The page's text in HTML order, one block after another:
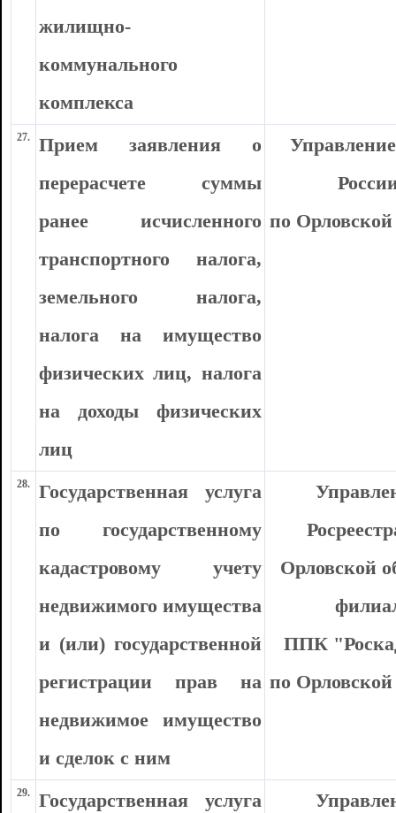
жилищно-
коммунального
комплекса
27.
Прием заявления о
перерасчете суммы
ранее исчисленного
транспортного налога,
земельного налога,
налога на имущество
физических лиц, налога
на доходы физических
лиц
по Орловской
28.
Государственная услуга
по государственному
кадастровому учету
недвижимого имущества
и (или) государственной
регистрации прав на
недвижимое имущество
и сделок с ним
Орловской
ППК
по Орловской
29. Государственная услуга